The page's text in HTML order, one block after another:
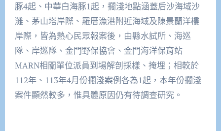
豚4起、中華白海豚1起，擱淺地點涵蓋后沙海域沙
灘、茅山塔岸際、羅厝漁港附近海域及陳景蘭洋樓
岸際，皆為熱心民眾報案後，由縣水試所、海巡
隊、岸巡隊、金門野保協會、金門海洋保育站
MARN相關單位派員到場解剖採樣、掩埋；相較於
112年、113年4月份擱淺案例各為1起，本年份擱淺
案件顯然較多，惟具體原因仍有待調查研究。